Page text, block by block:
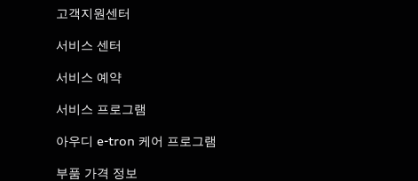
고객지원센터
서비스 센터
서비스 예약
서비스 프로그램
아우디 e-tron 케어 프로그램
부품 가격 정보